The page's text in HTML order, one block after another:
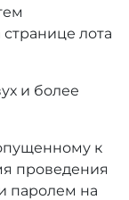
лота
и более
к
проведения
паролем на